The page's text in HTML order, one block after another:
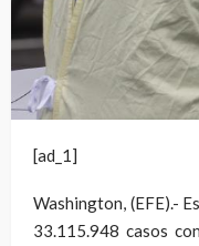
[ad_1]
Washington, (EFE).-
33.115.948 casos